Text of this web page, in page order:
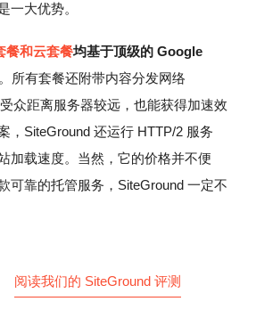
一大优势。
餐和云套餐均基于顶级的 Google
。所有套餐还附带内容分发网络
众距离服务器较远，也能获得加速效
，SiteGround 还运行 HTTP/2 服务
加载速度。当然，它的价格并不便
可靠的托管服务，SiteGround 一定不
阅读我们的 SiteGround 评测